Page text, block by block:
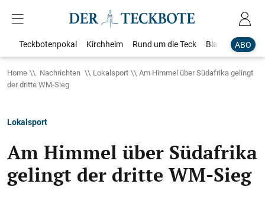
ABO
Teckbotenpokal Kirchheim Rund um die Teck Blaulicht
Home Nachrichten Lokalsport
Am Himmel über Südafrika gelingt
der dritte WM-Sieg
Lokalsport
Am Himmel über Südafrika
gelingt der dritte WM-Sieg